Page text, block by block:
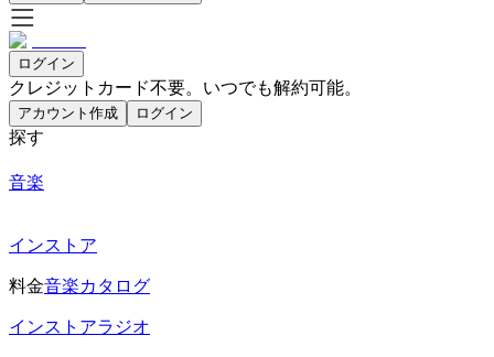
ログイン
クレジットカード不要。いつでも解約可能。
アカウント作成 ログイン
探す
音楽
インストア
料金音楽カタログ
インストアラジオ